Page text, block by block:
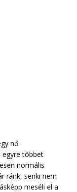
nő
egyre többet
normális
ránk, senki nem
meséli el a